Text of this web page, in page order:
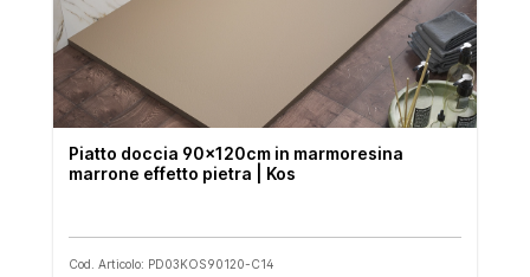
Piatto doccia 90x120cm in marmoresina
marrone effetto pietra | Kos
Cod. Articolo: PD03KOS90120-C14